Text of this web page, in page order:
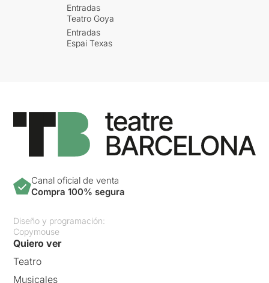
Entradas
Teatro Goya
Entradas
Espai Texas
Canal oficial de venta
Compra 100% segura
Diseño y programación:
Copymouse
Quiero ver
Teatro
Musicales